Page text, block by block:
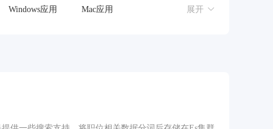
Windows应用 Mac应用 展开